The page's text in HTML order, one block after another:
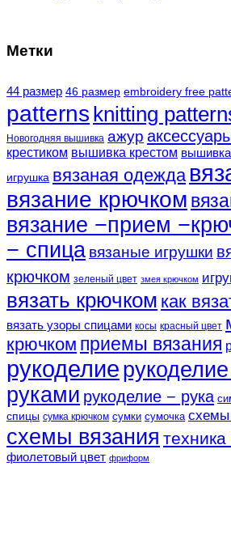
Метки
44 размер 46 размер embroidery free
patterns knitting
Новогодняя вышивка ажур
крестиком вышивка крестом
игрушка вязаная одежда
вязание крючком
вязание −прием
− спица вязаные игрушки
крючком зеленый цвет змея крючком
вязать крючком как
вязать узоры спицами косы красный цвет
крючком приемы вязания
рукоделие
руками рукоделие − рука
спицы сумка крючком сумки сумочка
схемы вязания техника
фиолетовый цвет фриформ